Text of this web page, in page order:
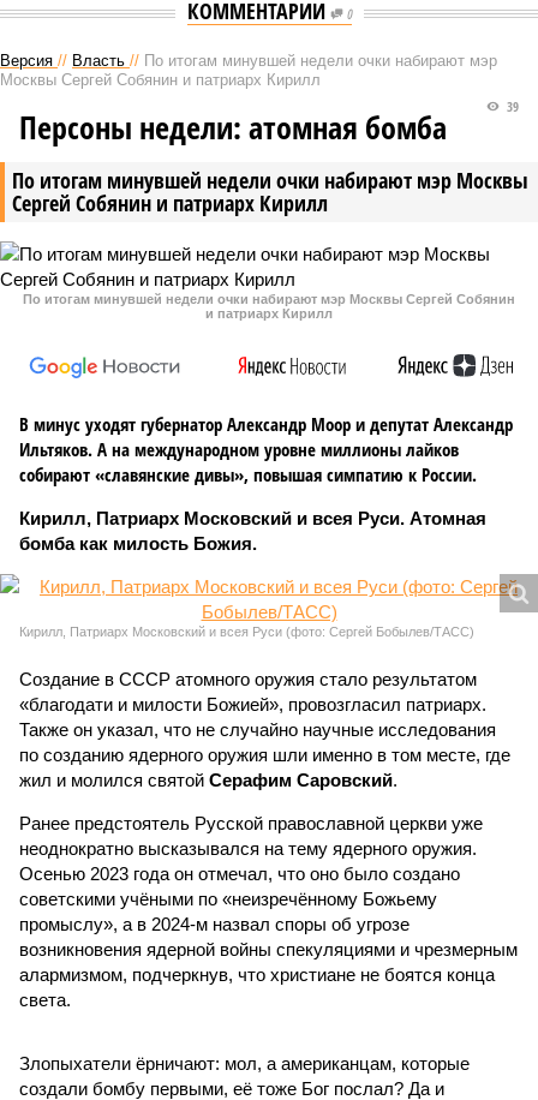
КОММЕНТАРИИ 0
Версия // Власть // По итогам минувшей недели очки набирают мэр
Москвы Сергей Собянин и патриарх Кирилл
По итогам минувшей недели очки набирают мэр Москвы
Сергей Собянин и патриарх Кирилл
39
Персоны недели: атомная бомба
По итогам минувшей недели очки набирают мэр Москвы Сергей Собянин
и патриарх Кирилл
В минус уходят губернатор Александр Моор и депутат Александр
Ильтяков. А на международном уровне миллионы лайков
собирают «славянские дивы», повышая симпатию к России.
Кирилл, Патриарх Московский и всея Руси. Атомная
бомба как милость Божия.
Кирилл, Патриарх Московский и всея Руси (фото: Сергей Бобылев/ТАСС)
Создание в СССР атомного оружия стало результатом
«благодати и милости Божией», провозгласил патриарх.
Также он указал, что не случайно научные исследования
по созданию ядерного оружия шли именно в том месте, где
жил и молился святой Серафим Саровский.
Ранее предстоятель Русской православной церкви уже
неоднократно высказывался на тему ядерного оружия.
Осенью 2023 года он отмечал, что оно было создано
советскими учёными по «неизречённому Божьему
промыслу», а в 2024-м назвал споры об угрозе
возникновения ядерной войны спекуляциями и чрезмерным
алармизмом, подчеркнув, что христиане не боятся конца
света.
Злопыхатели ёрничают: мол, а американцам, которые
создали бомбу первыми, её тоже Бог послал? Да и